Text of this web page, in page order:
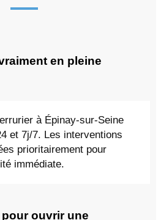
en pleine
à Épinay-sur-Seine
et 7j/7. Les interventions
prioritairement pour
immédiate.
ouvrir une